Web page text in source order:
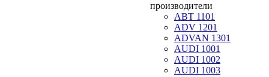
производители
ABT 1101
ADV 1201
ADVAN 1301
AUDI 1001
AUDI 1002
AUDI 1003